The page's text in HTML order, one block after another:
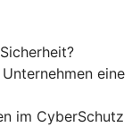
eine
im CyberSchutz